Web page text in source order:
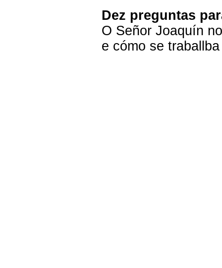
Dez preguntas
O Señor Joaquín
e cómo se